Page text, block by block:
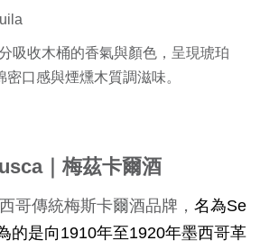
吸收木桶的香氣與顏色，呈現琥珀
口感與煙燻木質調滋味。
｜梅茲卡爾酒
哥傳統梅斯卡爾酒品牌， 名為Se
的是向1910年至1920年墨西哥革